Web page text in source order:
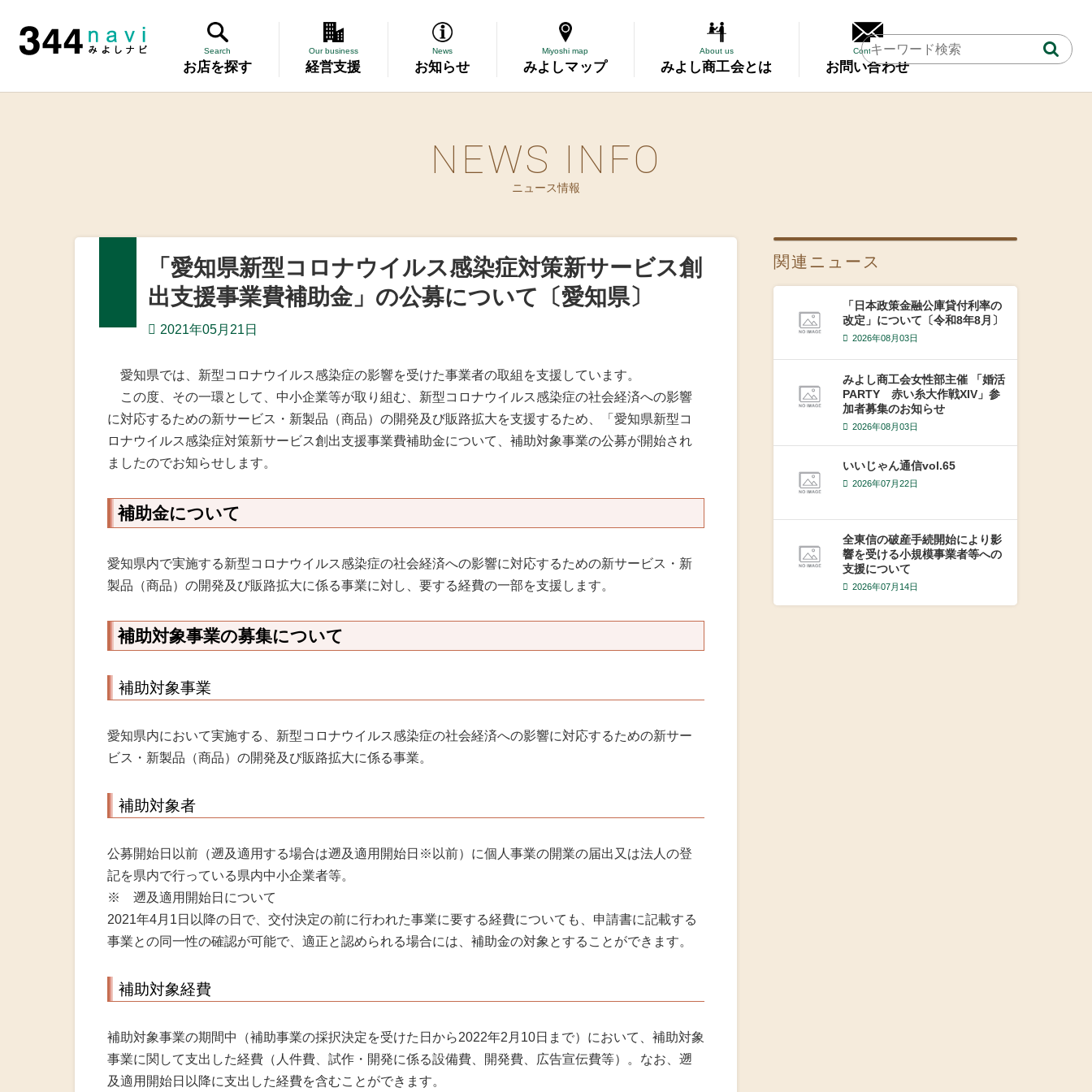
344 Navi
Search
お店を探す
Our business
経営支援
労働保険事務委託
設備・運転資金の相談
火災共済制度
中小企業共済制度
中小企業倒産防止共済制
度
特定退職金共済制度
News
お知らせ
Miyoshi map
みよしマップ
About us
みよし商工会とは
Contact
お問い合わせ
NEWS INFO
ニュース情報
「愛知県新型コロナウイルス感染症対策新サービス創
出支援事業費補助金」の公募について〔愛知県〕
2021年05月21日
愛知県では、新型コロナウイルス感染症の影響を受けた事業者の取組を支援しています。
この度、その一環として、中小企業等が取り組む、新型コロナウイルス感染症の社会経済への影響
に対応するための新サービス・新製品（商品）の開発及び販路拡大を支援するため、「愛知県新型コ
ロナウイルス感染症対策新サービス創出支援事業費補助金について、補助対象事業の公募が開始され
ましたのでお知らせします。
補助金について
愛知県内で実施する新型コロナウイルス感染症の社会経済への影響に対応するための新サービス・新
製品（商品）の開発及び販路拡大に係る事業に対し、要する経費の一部を支援します。
補助対象事業の募集について
補助対象事業
愛知県内において実施する、新型コロナウイルス感染症の社会経済への影響に対応するための新サー
ビス・新製品（商品）の開発及び販路拡大に係る事業。
補助対象者
公募開始日以前（遡及適用する場合は遡及適用開始日※以前）に個人事業の開業の届出又は法人の登
記を県内で行っている県内中小企業者等。
※ 遡及適用開始日について
2021年4月1日以降の日で、交付決定の前に行われた事業に要する経費についても、申請書に記載する
事業との同一性の確認が可能で、適正と認められる場合には、補助金の対象とすることができます。
補助対象経費
補助対象事業の期間中（補助事業の採択決定を受けた日から2022年2月10日まで）において、補助対象
事業に関して支出した経費（人件費、試作・開発に係る設備費、開発費、広告宣伝費等）。なお、遡
及適用開始日以降に支出した経費を含むことができます。
関連ニュース
「日本政策金融公庫貸付利率の
改定」について〔令和8年8月〕
2026年08月03日
みよし商工会女性部主催 「婚活
PARTY 赤い糸大作戦XIV」参
加者募集のお知らせ
2026年08月03日
いいじゃん通信vol.65
2026年07月22日
全東信の破産手続開始により影
響を受ける小規模事業者等への
支援について
2026年07月14日